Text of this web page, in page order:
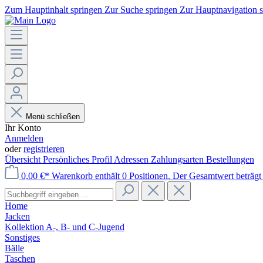
Zum Hauptinhalt springen Zur Suche springen Zur Hauptnavigation
Menü schließen
Ihr Konto
Anmelden
oderregistrieren
Übersicht Persönliches Profil Adressen Zahlungsarten Bestellungen
0,00 €* Warenkorb enthält 0 Positionen. Der Gesamtwert
Home
Jacken
Kollektion A-, B- und C-Jugend
Sonstiges
Bälle
Taschen